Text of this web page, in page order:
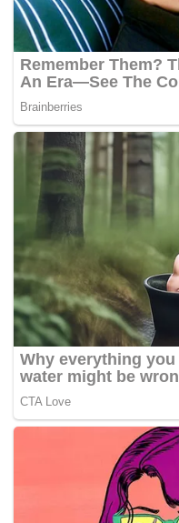
“Aduan boleh dilakukan
menggunakan hashtag
sosial,” katanya dalam
Beliau berkata demikian
Hassan (PH-Wangsa
Bandar Baharu)
pelacuran dan tindakan
membanterasnya.
Dalam pada itu, Dr
mengatakan tiada
di Kuala Lumpur kerana
hanya 159 serbuan dan
suku ketiga tahun ini.
“Ingin saya kongsikan
Strike Force, pihak Polis
agensi penguatkuasaan
buah premis yang